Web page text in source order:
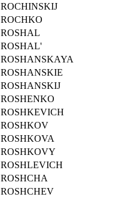
ROCHINSKIJ
ROCHKO
ROSHAL
ROSHAL'
ROSHANSKAYA
ROSHANSKIE
ROSHANSKIJ
ROSHENKO
ROSHKEVICH
ROSHKOV
ROSHKOVA
ROSHKOVY
ROSHLEVICH
ROSHCHA
ROSHCHEV